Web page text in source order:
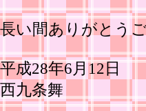
長い間ありがとう
平成28年6月12日
西九条舞